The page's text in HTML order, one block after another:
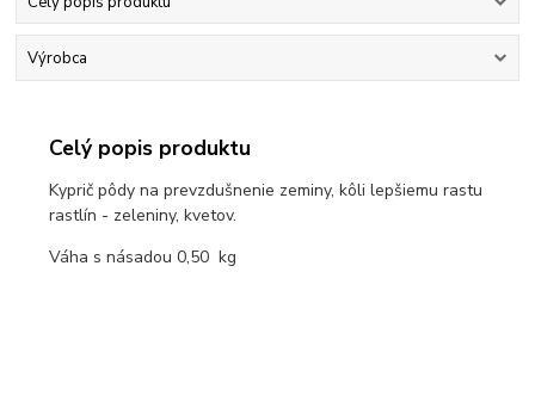
Výrobca
Celý popis produktu
Kyprič pôdy na prevzdušnenie zeminy, kôli lepšiemu rastu
rastlín - zeleniny, kvetov.
Váha s násadou 0,50 kg